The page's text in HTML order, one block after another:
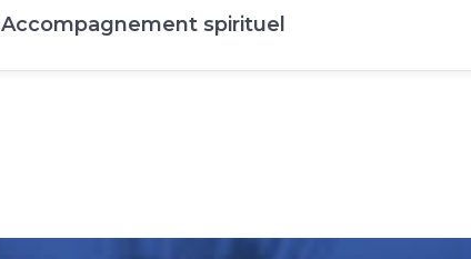
Accompagnement spirituel